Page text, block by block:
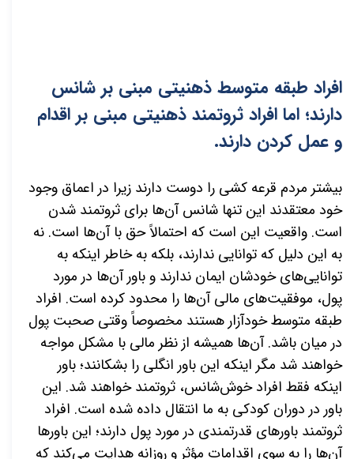
افراد طبقه متوسط ذهنیتی مبنی بر شانس
دارند؛ اما افراد ثروتمند ذهنیتی مبنی بر اقدام
و عمل کردن دارند.
بیشتر مردم قرعه کشی را دوست دارند زیرا در اعماق وجود
خود معتقدند این تنها شانس آن‌ها برای ثروتمند شدن
است. واقعیت این است که احتمالاً حق با آن‌ها است. نه
به این دلیل که توانایی ندارند، بلکه به خاطر اینکه به
توانایی‌های خودشان ایمان ندارند و باور آن‌ها در مورد
پول، موفقیت‌های مالی آن‌ها را محدود کرده است. افراد
طبقه متوسط خودآزار هستند مخصوصاً وقتی صحبت پول
در میان باشد. آن‌ها همیشه از نظر مالی با مشکل مواجه
خواهند شد مگر اینکه این باور انگلی را بشکانند؛ باور
اینکه فقط افراد خوش‌شانس، ثروتمند خواهند شد. این
باور در دوران کودکی به ما انتقال داده شده است. افراد
ثروتمند باورهای قدرتمندی در مورد پول دارند؛ این باورها
آن‌ها را به سوی اقدامات مؤثر و روزانه هدایت می‌کند که